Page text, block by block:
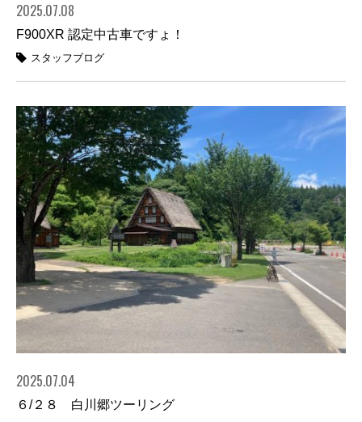
2025.07.08
F900XR 認定中古車ですょ！
スタッフブログ
2025.07.04
６/２８ 白川郷ツーリング